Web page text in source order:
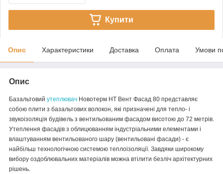
Купити
Опис Характеристики Доставка Оплата Умови
Опис
Базальтовий утеплювач Новотерм НТ Вент Фасад 80 представляє
собою плити з базальтових волокон, які призначені для тепло- і
звукоізоляція будівель з вентильованим фасадом висотою до 72 метрів.
Утеплення фасадів з облицюванням індустріальними елементами і
влаштуванням вентильованого шару (вентильовані фасади) - є
найбільш технологічною системою теплоізоляції. Завдяки широкому
вибору оздоблювальних матеріалів можна втілити безліч архітектурних
рішень.